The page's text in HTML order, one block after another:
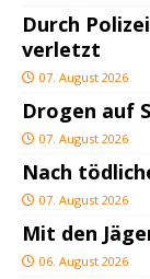
Durch
verletzt
07. August 2026
Drogen auf
07. August 2026
Nach
07. August 2026
Mit den
06. August 2026